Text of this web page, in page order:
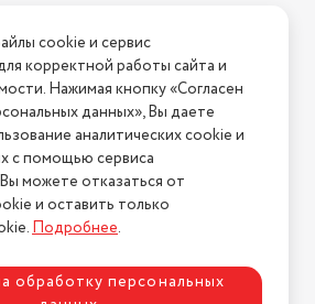
Стиральная машина,
документация
1000
Защита от протечек
64000
1 год
Условия возврата
на сайте? Напишите нам
"АстМаркет". У нас есть всё!
конфиденциальности
cookie и сервис
корректной работы сайта и
Нажимая кнопку «Согласен
данных», Вы даете
аналитических cookie и
с помощью сервиса
можете отказаться от
и оставить только
Подробнее.
обработку персональных